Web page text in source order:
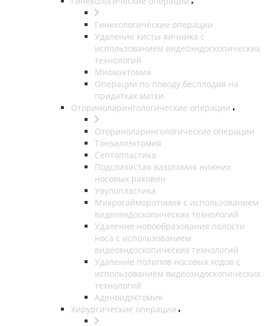
Гинекологические операции
Удаление кисты яичника с
использованием видеоэндоскопических
технологий
Миомэктомия
Операции по поводу бесплодия на
придатках матки
Оториноларингологические операции
Оториноларингологические операции
Тонзиллэктомия
Септопластика
Подслизистая вазотомия нижних
носовых раковин
Увулопластика
Микрогайморотомия с использованием
видеоэндоскопических технологий
Удаление новообразования полости
носа с использованием
видеоэндоскопических технологий
Удаление полипов носовых ходов с
использованием видеоэндоскопических
технологий
Аденоидэктомия
Хирургические операции